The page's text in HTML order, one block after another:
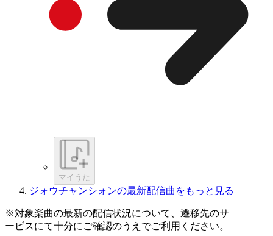
マイうた
ジォウチャンシォンの最新配信曲をもっと見る
※対象楽曲の最新の配信状況について、遷移先のサ
ービスにて十分にご確認のうえでご利用ください。